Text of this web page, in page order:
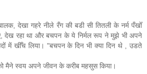
देखा गहरे नीले रँग की बडी सी तितली के नर्म पँखोँ
देख रहा था और बचपन के ये निर्मल रूप ने मुझे भी अपने
में खीँच लिया। "बचपन के दिन भी क्या दिन थे , उडते
मैने स्वय अपने जीवन के करीब महसुस किया।